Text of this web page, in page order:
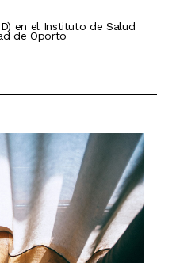
en el Instituto de Salud
de Oporto